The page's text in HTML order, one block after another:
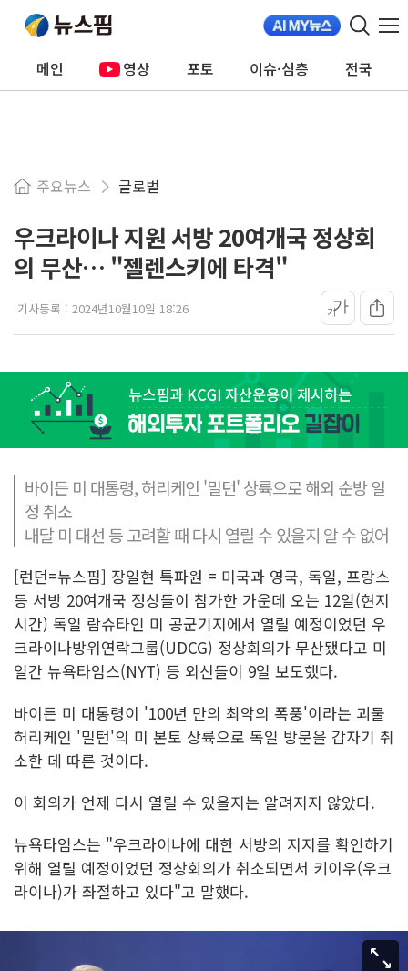
메인 영상 포토 이슈·심층 전국
주요뉴스 글로벌
우크라이나 지원 서방 20여개국 정상회
의 무산… "젤렌스키에 타격"
기사등록 : 2024년10월10일 18:26 가가
바이든 미 대통령, 허리케인 '밀턴' 상륙으로 해외 순방 일
정 취소
내달 미 대선 등 고려할 때 다시 열릴 수 있을지 알 수 없어
[런던=뉴스핌] 장일현 특파원 = 미국과 영국, 독일, 프랑스
등 서방 20여개국 정상들이 참가한 가운데 오는 12일(현지
시간) 독일 람슈타인 미 공군기지에서 열릴 예정이었던 우
크라이나방위연락그룹(UDCG) 정상회의가 무산됐다고 미
일간 뉴욕타임스(NYT) 등 외신들이 9일 보도했다.
바이든 미 대통령이 '100년 만의 최악의 폭풍'이라는 괴물
허리케인 '밀턴'의 미 본토 상륙으로 독일 방문을 갑자기 취
소한 데 따른 것이다.
이 회의가 언제 다시 열릴 수 있을지는 알려지지 않았다.
뉴욕타임스는 "우크라이나에 대한 서방의 지지를 확인하기
위해 열릴 예정이었던 정상회의가 취소되면서 키이우(우크
라이나)가 좌절하고 있다"고 말했다.